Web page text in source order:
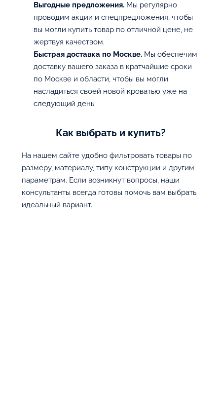
Выгодные предложения. Мы регулярно
проводим акции и спецпредложения, чтобы
вы могли купить товар по отличной цене, не
жертвуя качеством.
Быстрая доставка по Москве. Мы обеспечим
доставку вашего заказа в кратчайшие сроки
по Москве и области, чтобы вы могли
насладиться своей новой кроватью уже на
следующий день.
Как выбрать и купить?
На нашем сайте удобно фильтровать товары по
размеру, материалу, типу конструкции и другим
параметрам. Если возникнут вопросы, наши
консультанты всегда готовы помочь вам выбрать
идеальный вариант.